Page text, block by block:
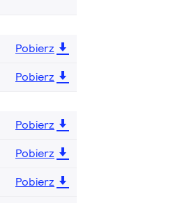
Pobierz
Pobierz
Pobierz
Pobierz
Pobierz